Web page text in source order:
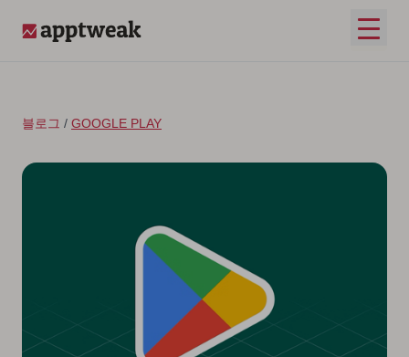
메인
블로그 / GOOGLE PLAY